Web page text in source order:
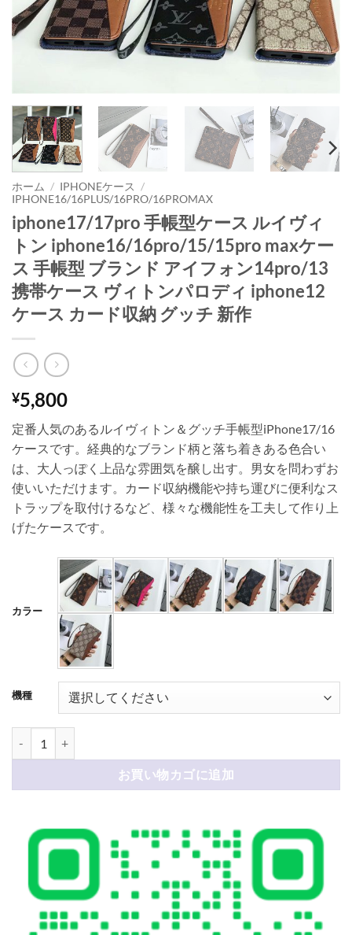
ホーム / IPHONEケース
/
IPHONE16/16PLUS/16PRO/16PROMAX
iphone17/17pro 手帳型ケース ルイヴィ
トン iphone16/16pro/15/15pro maxケー
ス 手帳型 ブランド アイフォン14pro/13
携帯ケース ヴィトンパロディ iphone12
ケース カード収納 グッチ 新作
¥5,800
定番人気のあるルイヴィトン＆グッチ手帳型iPhone17/16
ケースです。経典的なブランド柄と落ち着きある色合い
は、大人っぽく上品な雰囲気を醸し出す。男女を問わずお
使いいただけます。カード収納機能や持ち運びに便利なス
トラップを取付けるなど、様々な機能性を工夫して作り上
げたケースです。
カラー
機種
お買い物カゴに追加